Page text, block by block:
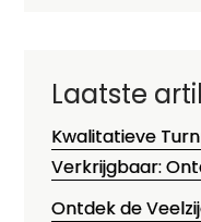
Laatste
Kwalitatieve
Verkrijgbaar:
Ontdek de